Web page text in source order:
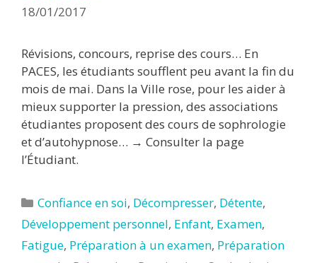
18/01/2017
Révisions, concours, reprise des cours… En
PACES, les étudiants soufflent peu avant la fin du
mois de mai. Dans la Ville rose, pour les aider à
mieux supporter la pression, des associations
étudiantes proposent des cours de sophrologie
et d’autohypnose… → Consulter la page
l’Étudiant.
Catégories
Confiance en soi, Décompresser, Détente,
Développement personnel, Enfant, Examen,
Fatigue, Préparation à un examen, Préparation